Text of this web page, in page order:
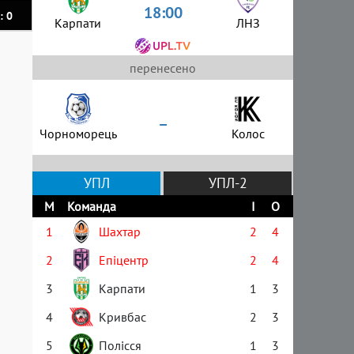
0 Карпати 18:00 ЛНЗ
перенесено
Чорноморець – Колос
УПЛ УПЛ-2
М Команда І
О
1
Шахтар 2
4
2
Епіцентр 2
4
3
Карпати 1
3
4
Кривбас 2
3
5
Полісся 1
3